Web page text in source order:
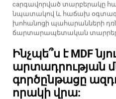
caրգավորված տարբերակը
նպատակով և հաճախ
խոհանոցի պահարանների
ճարտարապետական
Ինչպե՞ս է MDF
արտադրության
գործընթացը
որակի վրա: